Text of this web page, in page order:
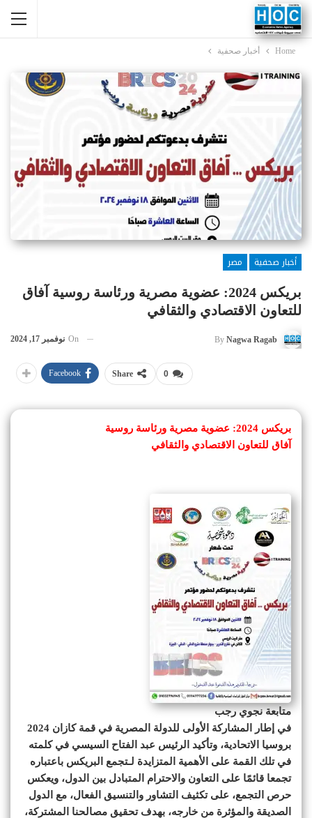
Home أخبار صحفية
أخبار صحفية
مصر
بريكس 2024: عضوية مصرية ورئاسة روسية آفاق
للتعاون الاقتصادي والثقافي
By Nagwa Ragab
On نوفمبر 17, 2024
0
Share
Facebook
بريكس 2024: عضوية مصرية ورئاسة روسية
آفاق للتعاون الاقتصادي والثقافي
متابعة نجوي رجب
في إطار المشاركة الأولى للدولة المصرية في قمة كازان 2024
بروسيا الاتحادية، وتأكيد الرئيس عبد الفتاح السيسي في كلمته
في تلك القمة على الأهمية المتزايدة لـتجمع البريكس باعتباره
تجمعا قائمًا على التعاون والاحترام المتبادل بين الدول، ويعكس
حرص التجمع، على تكثيف التشاور والتنسيق الفعال، مع الدول
الصديقة والمؤثرة من خارجه، بهدف تحقيق مصالحنا المشتركة،